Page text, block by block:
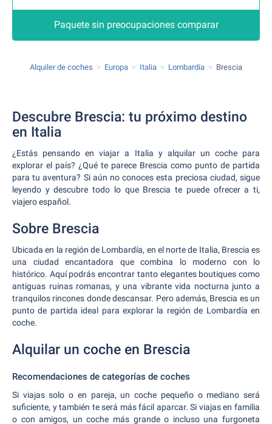
Paquete sin preocupaciones comparar
Alquiler de coches Europa Italia Lombardía Brescia
Descubre Brescia: tu próximo destino
en Italia
¿Estás pensando en viajar a Italia y alquilar un coche para
explorar el país? ¿Qué te parece Brescia como punto de partida
para tu aventura? Si aún no conoces esta preciosa ciudad, sigue
leyendo y descubre todo lo que Brescia te puede ofrecer a ti,
viajero español.
Sobre Brescia
Ubicada en la región de Lombardía, en el norte de Italia, Brescia es
una ciudad encantadora que combina lo moderno con lo
histórico. Aquí podrás encontrar tanto elegantes boutiques como
antiguas ruinas romanas, y una vibrante vida nocturna junto a
tranquilos rincones donde descansar. Pero además, Brescia es un
punto de partida ideal para explorar la región de Lombardía en
coche.
Alquilar un coche en Brescia
Recomendaciones de categorías de coches
Si viajas solo o en pareja, un coche pequeño o mediano será
suficiente, y también te será más fácil aparcar. Si viajas en familia
o con amigos, un coche más grande o incluso una furgoneta